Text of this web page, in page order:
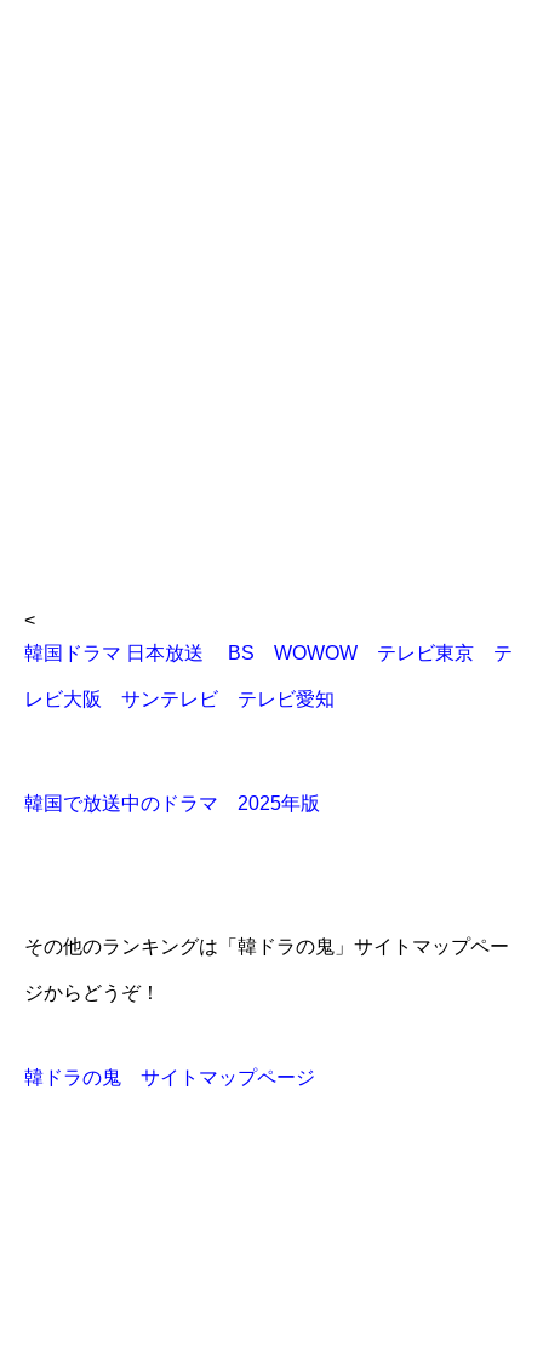
<
韓国ドラマ 日本放送 BS WOWOW テレビ東京 テ
レビ大阪 サンテレビ テレビ愛知
韓国で放送中のドラマ 2025年版
その他のランキングは「韓ドラの鬼」サイトマップペー
ジからどうぞ！
韓ドラの鬼 サイトマップページ